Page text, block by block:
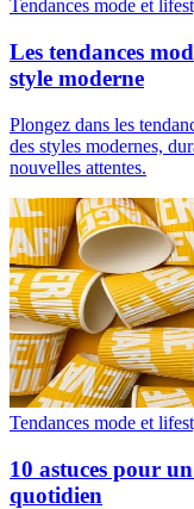
Tendances mode et
Les tendances
style moderne
Plongez dans les
des styles modernes,
nouvelles attentes.
Tendances mode et
10 astuces pour
quotidien